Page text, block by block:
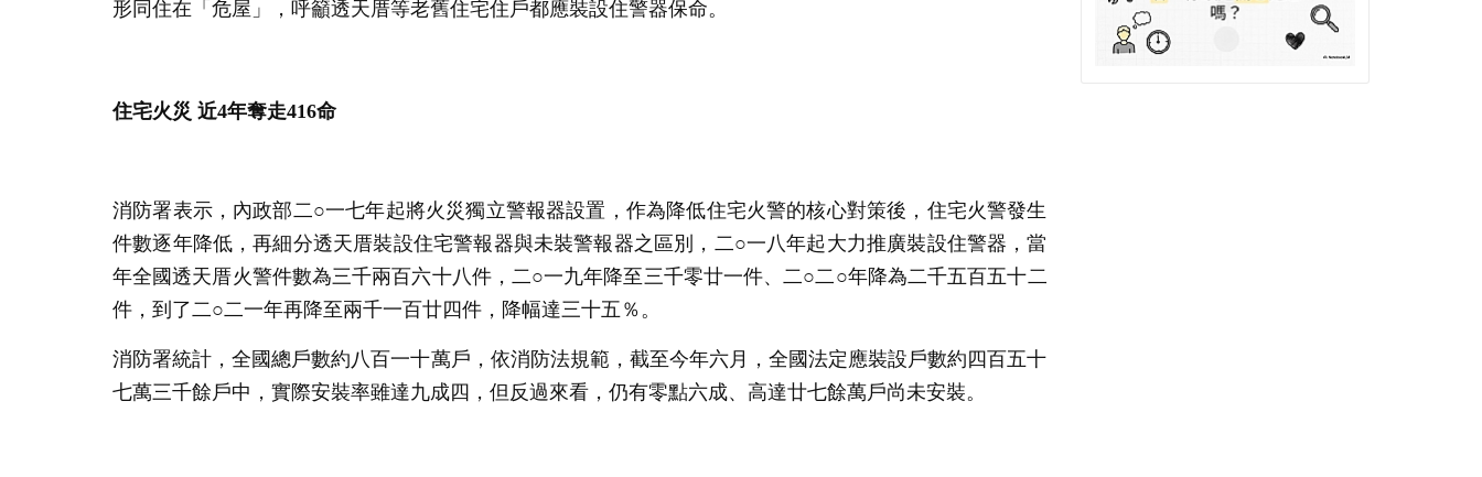
形同住在「危屋」，呼籲透天厝等老舊住宅住戶都應裝設住警器保命。
住宅火災 近4年奪走416命
消防署表示，內政部二○一七年起將火災獨立警報器設置，作為降低住宅火警的核心對策後，住宅火警發生
件數逐年降低，再細分透天厝裝設住宅警報器與未裝警報器之區別，二○一八年起大力推廣裝設住警器，當
年全國透天厝火警件數為三千兩百六十八件，二○一九年降至三千零廿一件、二○二○年降為二千五百五十二
件，到了二○二一年再降至兩千一百廿四件，降幅達三十五％。
消防署統計，全國總戶數約八百一十萬戶，依消防法規範，截至今年六月，全國法定應裝設戶數約四百五十
七萬三千餘戶中，實際安裝率雖達九成四，但反過來看，仍有零點六成、高達廿七餘萬戶尚未安裝。